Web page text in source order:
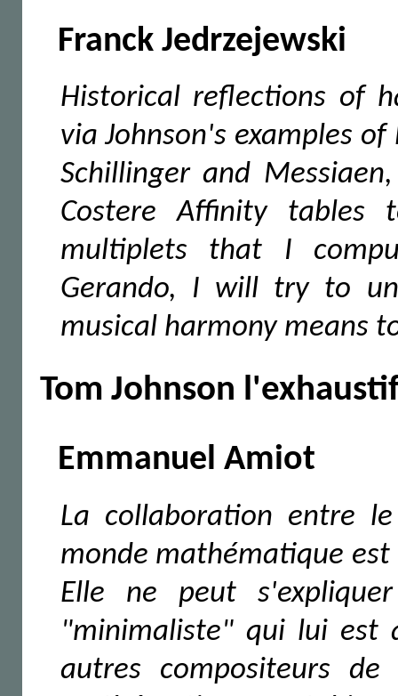
Franck Jedrzejewski
Historical reflections of
via Johnson's examples
Schillinger and
Costere Affinity
multiplets that I
Gerando, I will try to
musical harmony means
Tom Johnson
Emmanuel Amiot
La collaboration entre
monde mathématique
Elle ne peut
"minimaliste" qui lui est
autres compositeurs